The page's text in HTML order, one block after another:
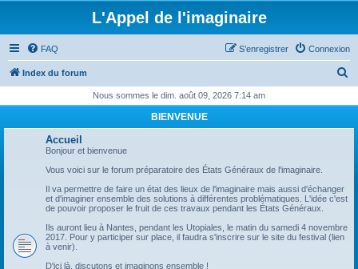
L'Appel de l'imaginaire
FAQ Connexion
S’enregistrer
Index du forum
h
Nous sommes le dim. août 09, 2026 7:14 am
BIENVENUE
Accueil
Bonjour et bienvenue
Vous voici sur le forum préparatoire des États Généraux de l'imaginaire.
Il va permettre de faire un état des lieux de l'imaginaire mais aussi d'échanger
et d'imaginer ensemble des solutions à différentes problématiques. L'idée c'est
de pouvoir proposer le fruit de ces travaux pendant les États Généraux.
Ils auront lieu à Nantes, pendant les Utopiales, le matin du samedi 4 novembre
2017. Pour y participer sur place, il faudra s'inscrire sur le site du festival (lien
à venir).
D'ici là, discutons et imaginons ensemble !